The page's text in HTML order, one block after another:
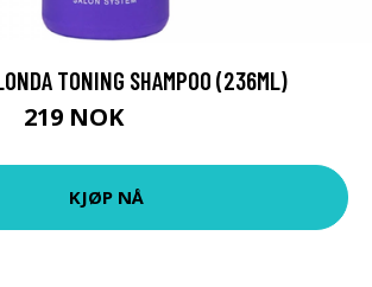
TONING SHAMPOO (236ML)
219 NOK
KJØP NÅ